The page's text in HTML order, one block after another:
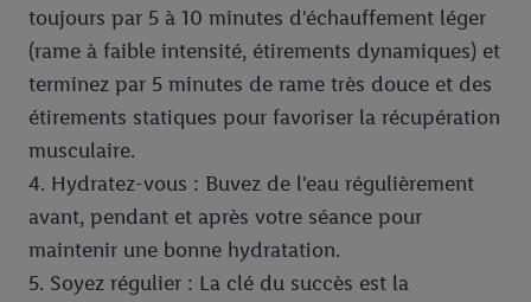
toujours par 5 à 10 minutes d'échauffement léger
(rame à faible intensité, étirements dynamiques) et
terminez par 5 minutes de rame très douce et des
étirements statiques pour favoriser la récupération
musculaire.
4. Hydratez-vous : Buvez de l'eau régulièrement
avant, pendant et après votre séance pour
maintenir une bonne hydratation.
5. Soyez régulier : La clé du succès est la